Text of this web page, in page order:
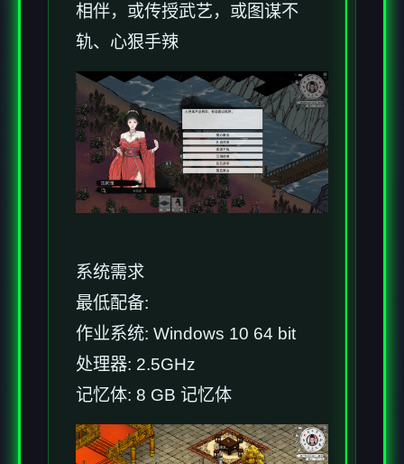
相伴，或传授武艺，或图谋不
轨、心狠手辣
系统需求
最低配备:
作业系统: Windows 10 64 bit
处理器: 2.5GHz
记忆体: 8 GB 记忆体